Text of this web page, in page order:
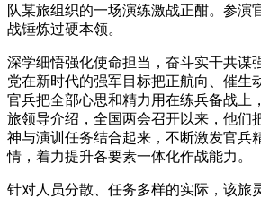
队某旅组织的一场演练激战正酣。参演
战锤炼过硬本领。
深学细悟强化使命担当，奋斗实干共谋
党在新时代的强军目标把正航向、催生
官兵把全部心思和精力用在练兵备战上
旅领导介绍，全国两会召开以来，他们
神与演训任务结合起来，不断激发官兵
情，着力提升各要素一体化作战能力。
针对人员分散、任务多样的实际，该旅